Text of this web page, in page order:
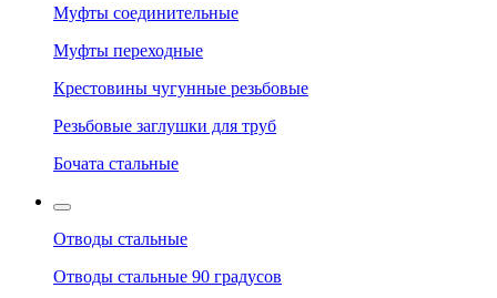
Муфты соединительные
Муфты переходные
Крестовины чугунные резьбовые
Резьбовые заглушки для труб
Бочата стальные
Отводы стальные
Отводы стальные 90 градусов